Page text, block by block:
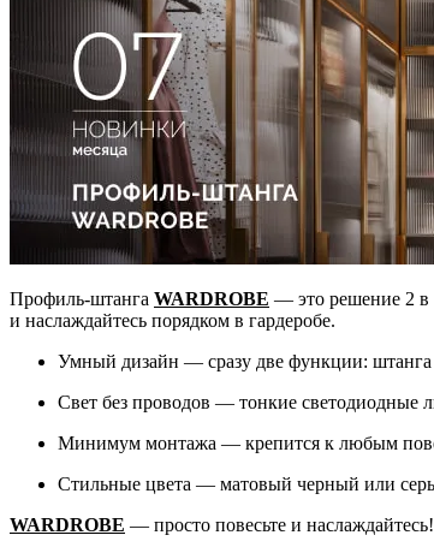
Профиль-штанга WARDROBE — это решение 2 в
и наслаждайтесь порядком в гардеробе.
Умный дизайн — сразу две функции: штанга
Свет без проводов — тонкие светодиодные
Минимум монтажа — крепится к любым
Стильные цвета — матовый черный или
WARDROBE — просто повесьте и наслаждайтесь!